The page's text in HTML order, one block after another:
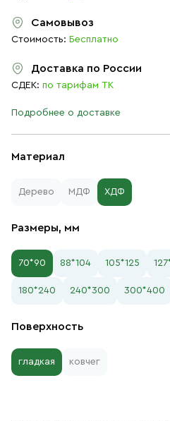
Материал
Дерево МДФ ХДФ
Размеры, мм
70*90 88*104 105*125
180*240 240*300 300*400
Поверхность
гладкая ковчег
Самовывоз
Стоимость: Бесплатно
Доставка по России
СДЕК: по тарифам ТК
Подробнее о доставке